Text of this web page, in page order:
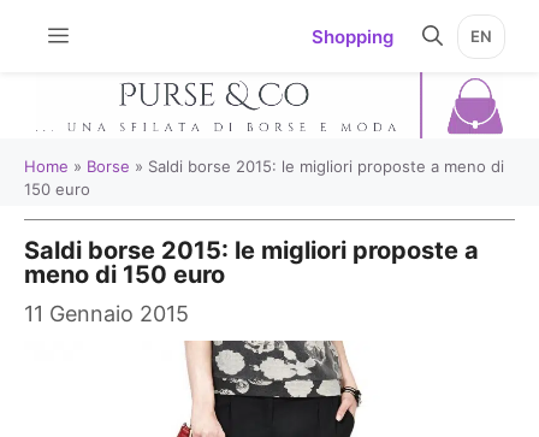
Shopping EN
Home » Borse » Saldi borse 2015: le migliori proposte a meno di
150 euro
Saldi borse 2015: le migliori proposte a
meno di 150 euro
11 Gennaio 2015